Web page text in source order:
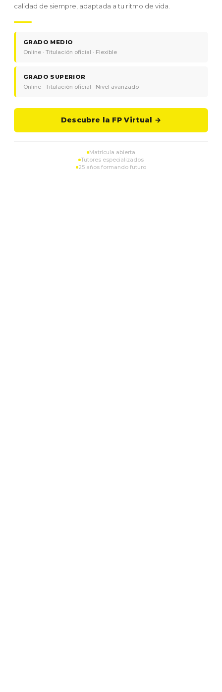
calidad de siempre, adaptada a tu ritmo de vida.
GRADO MEDIO
Online · Titulación oficial · Flexible
GRADO SUPERIOR
Online · Titulación oficial · Nivel avanzado
Descubre la FP Virtual →
Matrícula abierta
Tutores especializados
25 años formando futuro